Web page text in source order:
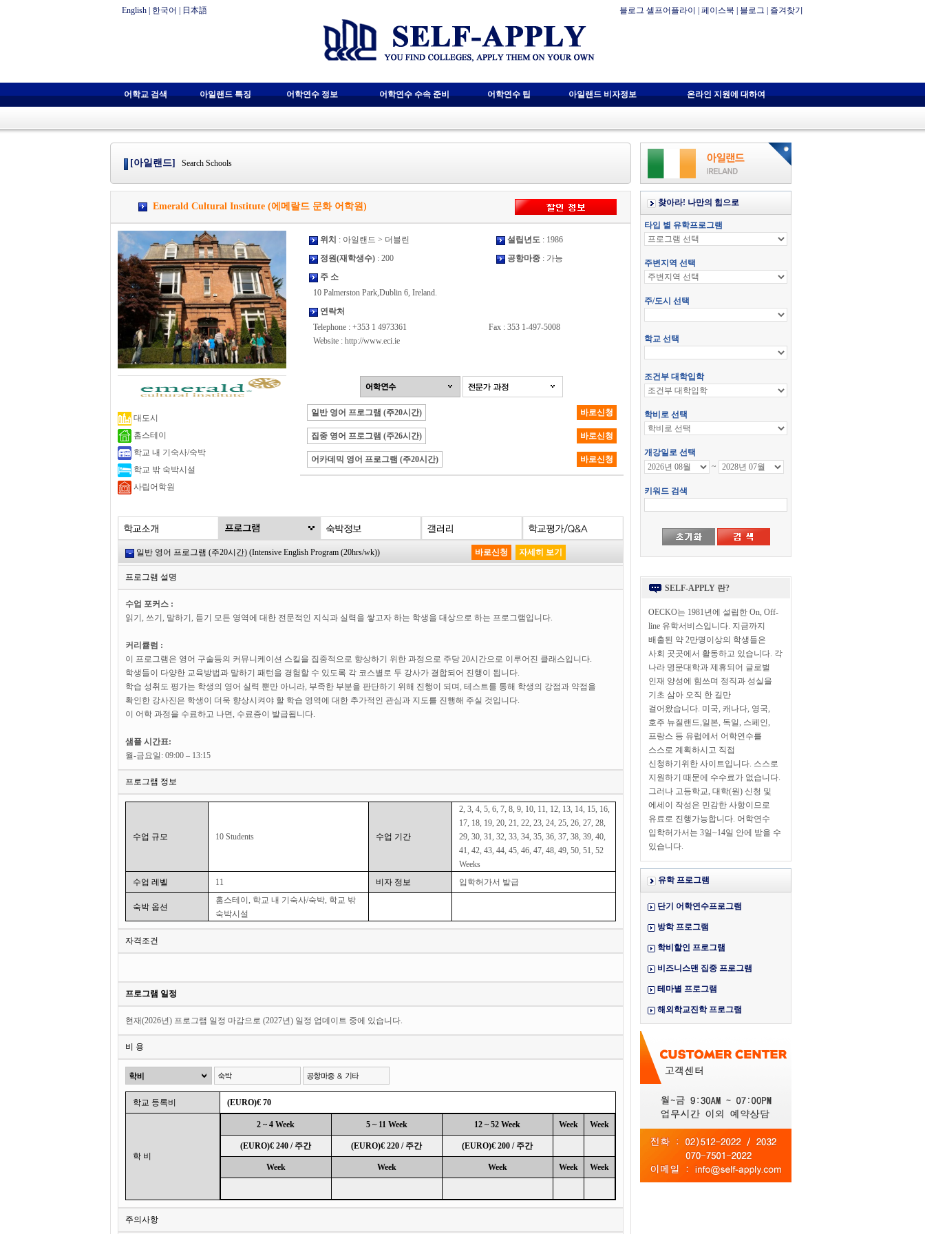
English 한국어 日本語 블로그 셀프어플라이 페이스북 블로그 즐겨찾기
어학교 검색 아일랜드 특징 어학연수 정보 어학연수 수속 준비 어학연수 팁 아일랜드 비자정보 온라인 지원에 대하여
[아일랜드] Search Schools
Emerald Cultural Institute (에메랄드 문화 어학원)
대도시
홈스테이
학교 내 기숙사/숙박
학교 밖 숙박시설
사립어학원
위치 : 아일랜드 > 더블린 설립년도: 1986
정원(재학생수): 200 공항마중: 가능
주 소
10 Palmerston Park,Dublin 6, Ireland.
연락처
Telephone : +353 1 4973361
Fax : 353 1-497-5008
Website : http://www.eci.ie
일반 영어 프로그램 (주20시간) 바로신청
집중 영어 프로그램 (주26시간) 바로신청
어카데믹 영어 프로그램 (주20시간) 바로신청
일반 영어 프로그램 (주20시간) (Intensive English Program (20hrs/wk)) 바로신청 자세히 보기
프로그램 설명
수업 포커스 :
읽기, 쓰기, 말하기, 듣기 모든 영역에 대한 전문적인 지식과 실력을 쌓고자 하는 학생을 대상으로 하는 프로그램입니다.
커리큘럼 :
이 프로그램은 영어 구술등의 커뮤니케이션 스킬을 집중적으로 향상하기 위한 과정으로 주당 20시간으로 이루어진 클래스입니다.
학생들이 다양한 교육방법과 말하기 패턴을 경험할 수 있도록 각 코스별로 두 강사가 결합되어 진행이 됩니다.
학습 성취도 평가는 학생의 영어 실력 뿐만 아니라, 부족한 부분을 판단하기 위해 진행이 되며, 테스트를 통해 학생의 강점과 약점을
확인한 강사진은 학생이 더욱 향상시켜야 할 학습 영역에 대한 추가적인 관심과 지도를 진행해 주실 것입니다.
이 어학 과정을 수료하고 나면, 수료증이 발급됩니다.
샘플 시간표:
월-금요일: 09:00 – 13:15
프로그램 정보
수업 규모 10 Students 수업 기간
2, 3, 4, 5, 6, 7, 8, 9, 10, 11, 12, 13, 14, 15, 16,
17, 18, 19, 20, 21, 22, 23, 24, 25, 26, 27, 28,
29, 30, 31, 32, 33, 34, 35, 36, 37, 38, 39, 40,
41, 42, 43, 44, 45, 46, 47, 48, 49, 50, 51, 52
Weeks
수업 레벨
11 비자 정보 입학허가서 발급
숙박 옵션
홈스테이, 학교 내 기숙사/숙박, 학교 밖
숙박시설
자격조건
프로그램 일정
현재(2026년) 프로그램 일정 마감으로 (2027년) 일정 업데이트 중에 있습니다.
비 용
학교 등록비 (EURO)€ 70
학 비
2 ~ 4 Week 5 ~ 11 Week 12 ~ 52 Week Week Week
(EURO)€ 240 / 주간 (EURO)€ 220 / 주간 (EURO)€ 200 / 주간
Week Week Week Week Week
주의사항
SELF-APPLY 란?
OECKO는 1981년에 설립한 On, Off-
line 유학서비스입니다. 지금까지
배출된 약 2만명이상의 학생들은
사회 곳곳에서 활동하고 있습니다. 각
나라 명문대학과 제휴되어 글로벌
인재 양성에 힘쓰며 정직과 성실을
기초 삼아 오직 한 길만
걸어왔습니다. 미국, 캐나다, 영국,
호주 뉴질랜드,일본, 독일, 스페인,
프랑스 등 유럽에서 어학연수를
스스로 계획하시고 직접
신청하기위한 사이트입니다. 스스로
지원하기 때문에 수수료가 없습니다.
그러나 고등학교, 대학(원) 신청 및
에세이 작성은 민감한 사항이므로
유료로 진행가능합니다. 어학연수
입학허가서는 3일~14일 안에 받을 수
있습니다.
유학 프로그램
단기 어학연수프로그램
방학 프로그램
학비할인 프로그램
비즈니스맨 집중 프로그램
테마별 프로그램
해외학교진학 프로그램